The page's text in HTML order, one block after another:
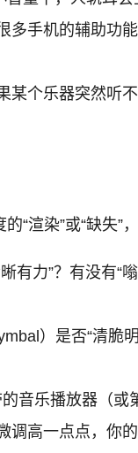
多手机的辅助功
某个乐器突然听
“渲染”或“缺失”
有力”？有没有“
）是否“清脆
音乐播放器（或
调高一点点，你